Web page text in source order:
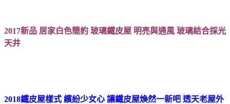
2017新品 居家白色簡約 玻璃鐵皮屋 明亮與通風 玻璃結合採光
天井
2018鐵皮屋樣式 繽紛少女心 讓鐵皮屋煥然一新吧 透天老屋外